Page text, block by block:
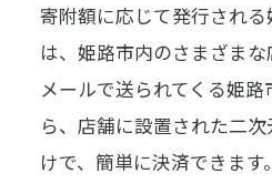
寄附額に応じて発行され
は、姫路市内のさまざまな
メールで送られてくる姫
ら、店舗に設置された二
けで、簡単に決済できます。